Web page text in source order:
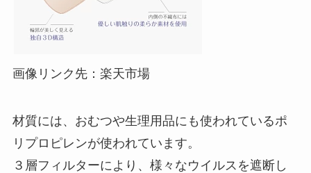
画像リンク先：楽天市場
材質には、おむつや生理用品にも使われているポ
リプロピレンが使われています。
３層フィルターにより、様々なウイルスを遮断し